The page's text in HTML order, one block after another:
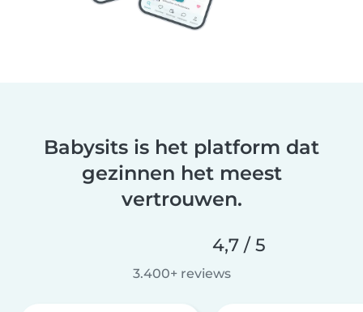
Babysits is het platform dat
gezinnen het meest
vertrouwen.
4,7 / 5
3.400+ reviews